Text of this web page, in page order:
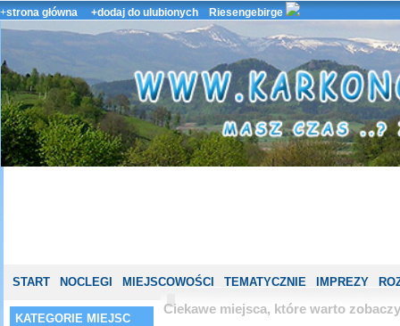
+strona główna +dodaj do ulubionych Riesengebirge
START NOCLEGI MIEJSCOWOŚCI TEMATYCZNIE IMPREZY
KATEGORIE MIEJSC
Ciekawe miejsca, które warto